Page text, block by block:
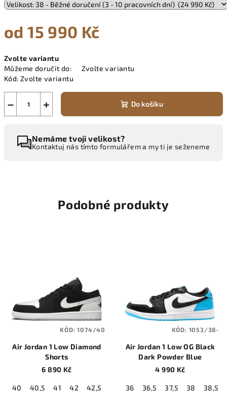
od15 990 Kč
cena:
Zvolte variantu
Můžeme doručit do:
Zvolte variantu
Kód: Zvolte variantu
+
− Do košíku
Nemáme tvoji velikost?
Kontaktuj nás tímto formulářem a my ti je seženeme
Podobné produkty
Air Jordan 1 Low Diamond
Shorts
6 890 Kč
40 40,5 41 42 42,5 44 44,5 45 45,5 46
KÓD:1074/40
Air Jordan 1 Low OG Black
Dark Powder Blue
4 990 Kč
36 36,5 37,5 38 38,5
KÓD: 1053/38-